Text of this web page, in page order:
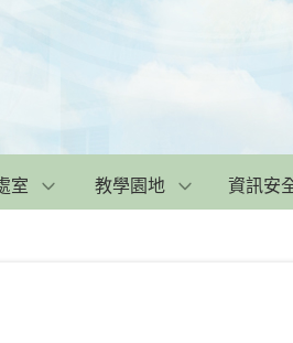
室 教學園地 資訊安